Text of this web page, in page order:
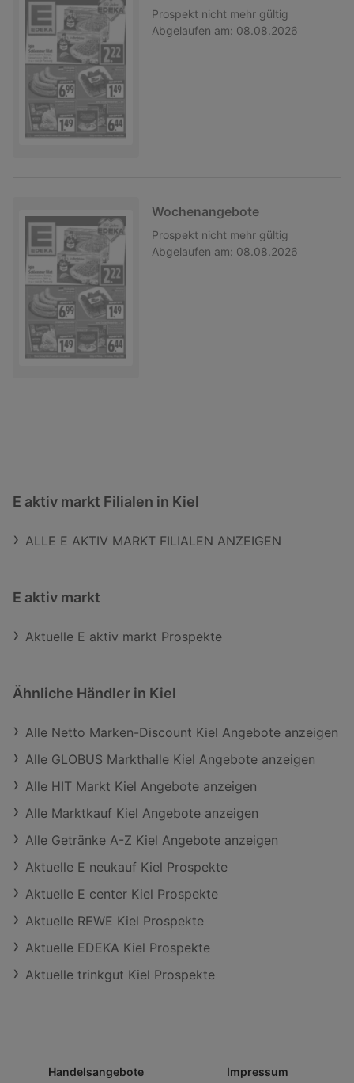
Prospekt nicht mehr gültig
Abgelaufen am: 08.08.2026
Wochenangebote
Prospekt nicht mehr gültig
Abgelaufen am: 08.08.2026
E aktiv markt Filialen in Kiel
ALLE E AKTIV MARKT FILIALEN ANZEIGEN
E aktiv markt
Aktuelle E aktiv markt Prospekte
Ähnliche Händler in Kiel
Alle Netto Marken-Discount Kiel Angebote anzeigen
Alle GLOBUS Markthalle Kiel Angebote anzeigen
Alle HIT Markt Kiel Angebote anzeigen
Alle Marktkauf Kiel Angebote anzeigen
Alle Getränke A-Z Kiel Angebote anzeigen
Aktuelle E neukauf Kiel Prospekte
Aktuelle E center Kiel Prospekte
Aktuelle REWE Kiel Prospekte
Aktuelle EDEKA Kiel Prospekte
Aktuelle trinkgut Kiel Prospekte
Handelsangebote Impressum